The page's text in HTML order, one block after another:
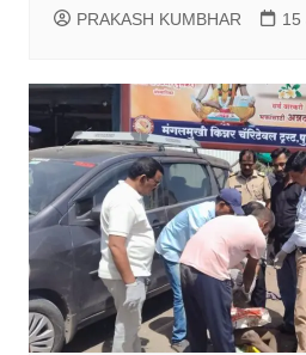
PRAKASH KUMBHAR 15